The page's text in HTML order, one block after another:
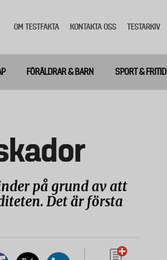
meny
OM TESTFAKTA KONTAKTA OSS TESTARKIV
FÖRÄLDRAR & BARN SPORT & FRITID
på grund av att
Det är första